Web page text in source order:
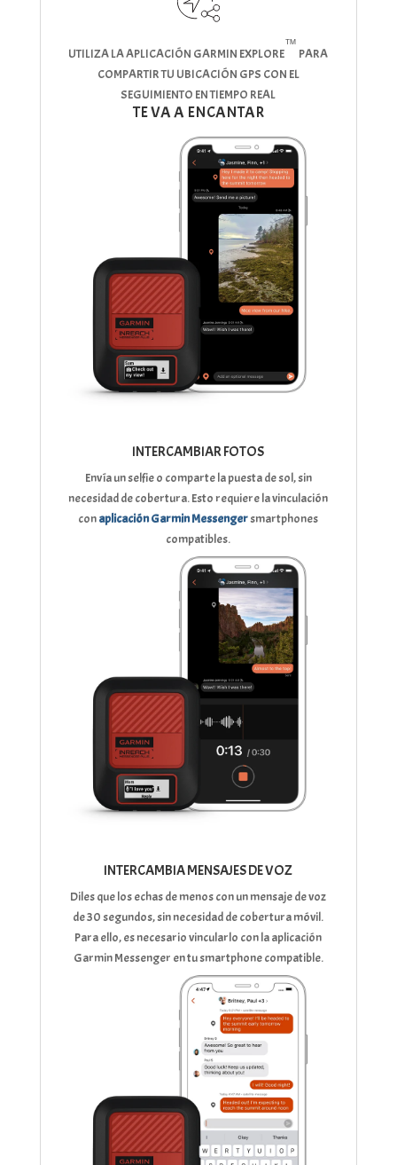
UTILIZA LA APLICACIÓN GARMIN EXPLORE
™
PARA
COMPARTIR TU UBICACIÓN GPS CON EL
SEGUIMIENTO EN TIEMPO REAL
TE VA A ENCANTAR
INTERCAMBIAR FOTOS
Envía un selfie o comparte la puesta de sol, sin
necesidad de cobertura. Esto requiere la vinculación
conaplicación Garmin Messengersmartphones
compatibles.
INTERCAMBIA MENSAJES DE VOZ
Diles que los echas de menos con un mensaje de voz
de 30 segundos, sin necesidad de cobertura móvil.
Para ello, es necesario vincularlo con la aplicación
Garmin Messenger en tu smartphone compatible.